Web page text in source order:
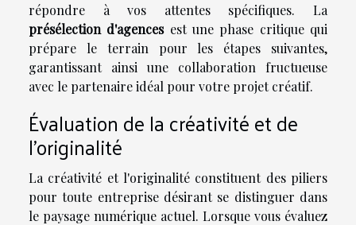
répondre à vos attentes spécifiques. La
présélection d'agencesest une phase critique qui
prépare le terrain pour les étapes suivantes,
garantissant ainsi une collaboration fructueuse
avec le partenaire idéal pour votre projet créatif.
Évaluation de la créativité et de
l'originalité
La créativité et l'originalité constituent des piliers
pour toute entreprise désirant se distinguer dans
le paysage numérique actuel. Lorsque vous évaluez